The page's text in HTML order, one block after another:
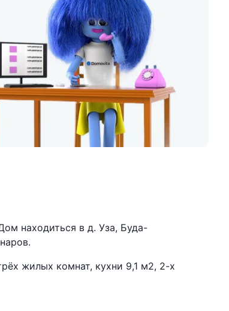
находиться в д. Уза, Буда-
жилых комнат, кухни 9,1 м2, 2-х